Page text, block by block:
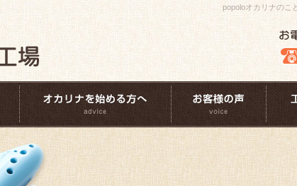
popoloオカリナのこ